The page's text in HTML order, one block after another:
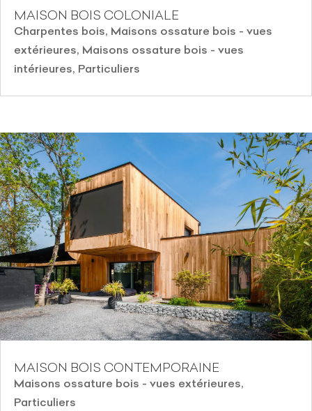
MAISON BOIS COLONIALE
Charpentes bois, Maisons ossature bois - vues
extérieures, Maisons ossature bois - vues
intérieures, Particuliers
MAISON BOIS CONTEMPORAINE
Maisons ossature bois - vues extérieures,
Particuliers